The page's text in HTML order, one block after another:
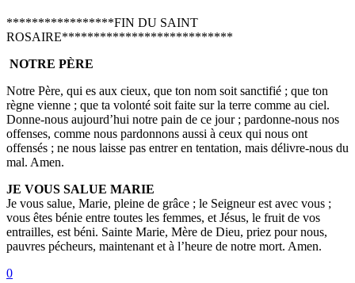
*****************FIN DU SAINT
ROSAIRE***************************
NOTRE PÈRE
Notre Père, qui es aux cieux, que ton nom soit sanctifié ; que ton
règne vienne ; que ta volonté soit faite sur la terre comme au ciel.
Donne-nous aujourd’hui notre pain de ce jour ; pardonne-nous nos
offenses, comme nous pardonnons aussi à ceux qui nous ont
offensés ; ne nous laisse pas entrer en tentation, mais délivre-nous du
mal. Amen.
JE VOUS SALUE MARIE
Je vous salue, Marie, pleine de grâce ; le Seigneur est avec vous ;
vous êtes bénie entre toutes les femmes, et Jésus, le fruit de vos
entrailles, est béni. Sainte Marie, Mère de Dieu, priez pour nous,
pauvres pécheurs, maintenant et à l’heure de notre mort. Amen.
0